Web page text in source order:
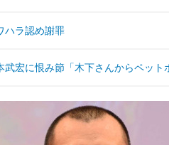
ハラ認め謝罪
宏に恨み節「木下さんからペット